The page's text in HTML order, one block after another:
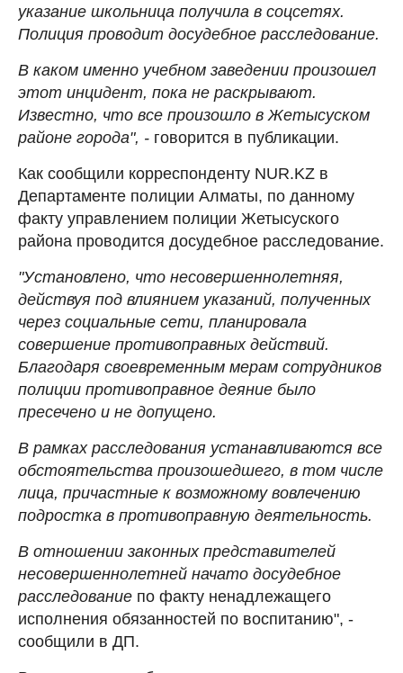
указание школьница получила в соцсетях.
Полиция проводит досудебное расследование.
В каком именно учебном заведении произошел
этот инцидент, пока не раскрывают.
Известно, что все произошло в Жетысуском
районе города", - говорится в публикации.
Как сообщили корреспонденту NUR.KZ в
Департаменте полиции Алматы, по данному
факту управлением полиции Жетысуского
района проводится досудебное расследование.
"Установлено, что несовершеннолетняя,
действуя под влиянием указаний, полученных
через социальные сети, планировала
совершение противоправных действий.
Благодаря своевременным мерам сотрудников
полиции противоправное деяние было
пресечено и не допущено.
В рамках расследования устанавливаются все
обстоятельства произошедшего, в том числе
лица, причастные к возможному вовлечению
подростка в противоправную деятельность.
В отношении законных представителей
несовершеннолетней начато досудебное
расследование по факту ненадлежащего
исполнения обязанностей по воспитанию", -
сообщили в ДП.